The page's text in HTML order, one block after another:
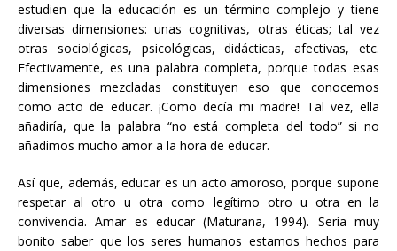
estudien que la educación es un término complejo y tiene
diversas dimensiones: unas cognitivas, otras éticas; tal vez
otras sociológicas, psicológicas, didácticas, afectivas, etc.
Efectivamente, es una palabra completa, porque todas esas
dimensiones mezcladas constituyen eso que conocemos
como acto de educar. ¡Como decía mi madre! Tal vez, ella
añadiría, que la palabra “no está completa del todo” si no
añadimos mucho amor a la hora de educar.
Así que, además, educar es un acto amoroso, porque supone
respetar al otro u otra como legítimo otro u otra en la
convivencia. Amar es educar (Maturana, 1994). Sería muy
bonito saber que los seres humanos estamos hechos para